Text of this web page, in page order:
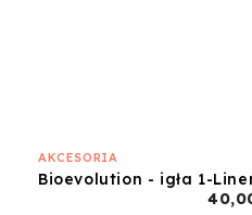
AKCESORIA
Bioevolution - igła 1-